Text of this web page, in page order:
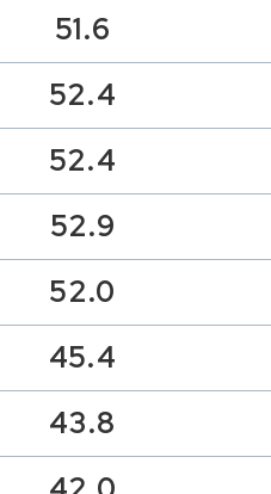
51.6
52.4
52.4
52.9
52.0
45.4
43.8